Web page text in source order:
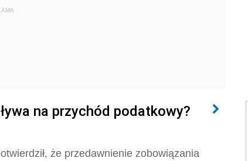
na przychód podatkowy?
że przedawnienie zobowiązania